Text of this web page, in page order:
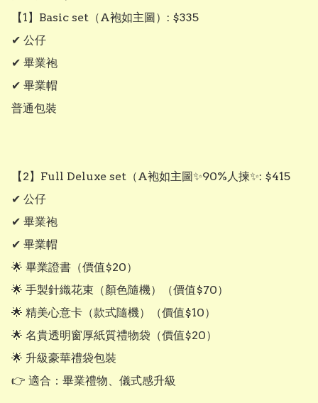
【1】Basic set（A袍如主圖）: $335
✔ 公仔
✔ 畢業袍
✔ 畢業帽
普通包裝
【2】Full Deluxe set（A袍如主圖✨90%人揀✨: $415
✔ 公仔
✔ 畢業袍
✔ 畢業帽
🌟 畢業證書（價值$20）
🌟 手製針織花束（顏色隨機）（價值$70）
🌟 精美心意卡（款式隨機）（價值$10）
🌟 名貴透明窗厚紙質禮物袋（價值$20）
🌟 升級豪華禮袋包裝
👉 適合：畢業禮物、儀式感升級